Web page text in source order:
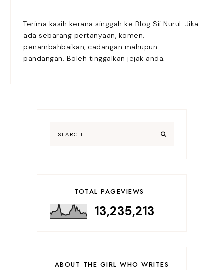
Terima kasih kerana singgah ke Blog Sii Nurul. Jika
ada sebarang pertanyaan, komen,
penambahbaikan, cadangan mahupun
pandangan. Boleh tinggalkan jejak anda.
TOTAL PAGEVIEWS
13,235,213
ABOUT THE GIRL WHO WRITES